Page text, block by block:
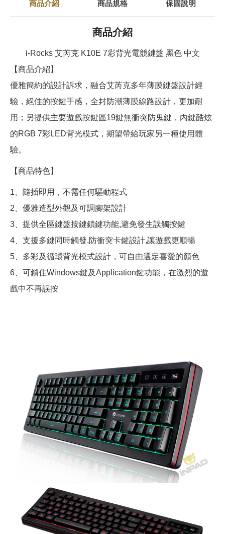
商品介紹 商品規格 保固說明
商品介紹
i-Rocks 艾芮克 K10E 7彩背光電競鍵盤 黑色 中文
【商品介紹】
優雅簡約的設計訴求，融合艾芮克多年薄膜鍵盤設計經
驗，絕佳的按鍵手感，全封防潮薄膜線路設計，更加耐
用；另提供主要遊戲按鍵區19鍵無衝突防鬼鍵，內鍵酷炫
的RGB 7彩LED背光模式，期望帶給玩家另一種使用體
驗。
【商品特色】
1、隨插即用，不需任何驅動程式
2、優雅造型外觀及可調腳架設計
3、提供全區鍵盤按鍵鎖鍵功能,避免發生誤觸按鍵
4、支援多鍵同時觸發,防衝突卡鍵設計,讓遊戲更順暢
5、多彩及循環背光模式設計，可自由選定喜愛的顏色
6、可鎖住Windows鍵及Application鍵功能，在激烈的遊
戲中不再誤按